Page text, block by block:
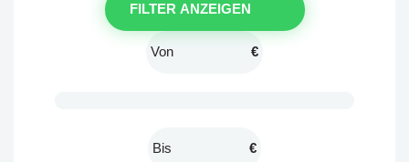
FILTER ANZEIGEN
€
€